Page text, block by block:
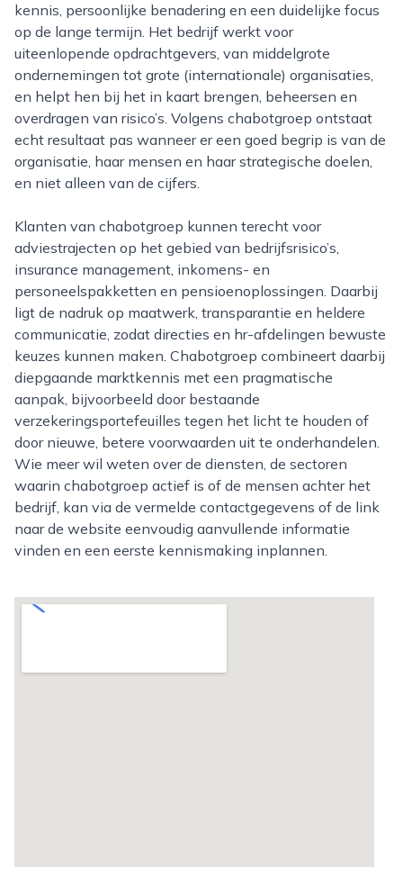
kennis, persoonlijke benadering en een duidelijke focus
op de lange termijn. Het bedrijf werkt voor
uiteenlopende opdrachtgevers, van middelgrote
ondernemingen tot grote (internationale) organisaties,
en helpt hen bij het in kaart brengen, beheersen en
overdragen van risico’s. Volgens chabotgroep ontstaat
echt resultaat pas wanneer er een goed begrip is van de
organisatie, haar mensen en haar strategische doelen,
en niet alleen van de cijfers.
Klanten van chabotgroep kunnen terecht voor
adviestrajecten op het gebied van bedrijfsrisico’s,
insurance management, inkomens- en
personeelspakketten en pensioenoplossingen. Daarbij
ligt de nadruk op maatwerk, transparantie en heldere
communicatie, zodat directies en hr-afdelingen bewuste
keuzes kunnen maken. Chabotgroep combineert daarbij
diepgaande marktkennis met een pragmatische
aanpak, bijvoorbeeld door bestaande
verzekeringsportefeuilles tegen het licht te houden of
door nieuwe, betere voorwaarden uit te onderhandelen.
Wie meer wil weten over de diensten, de sectoren
waarin chabotgroep actief is of de mensen achter het
bedrijf, kan via de vermelde contactgegevens of de link
naar de website eenvoudig aanvullende informatie
vinden en een eerste kennismaking inplannen.